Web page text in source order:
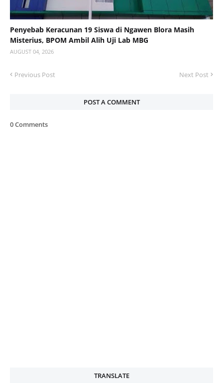
Penyebab Keracunan 19 Siswa di Ngawen Blora Masih
Misterius, BPOM Ambil Alih Uji Lab MBG
AUGUST 04, 2026
Previous Post Next Post
POST A COMMENT
0 Comments
TRANSLATE